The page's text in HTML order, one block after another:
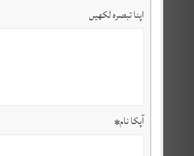
اپنا تبصرہ لکھیں
آپکا نام*